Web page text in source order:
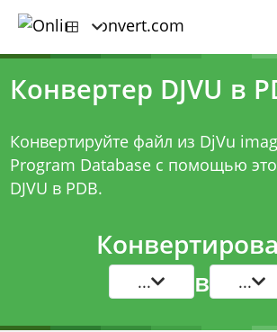
Конвертер DJVU в
Конвертируйте файл из DjVu
Program Database с помощью
DJVU в PDB.
... в ...